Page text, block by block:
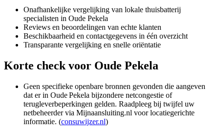
Onafhankelijke vergelijking van lokale thuisbatterij
specialisten in Oude Pekela
Reviews en beoordelingen van echte klanten
Beschikbaarheid en contactgegevens in één overzicht
Transparante vergelijking en snelle oriëntatie
Korte check voor Oude Pekela
Geen specifieke openbare bronnen gevonden die aangeven
dat er in Oude Pekela bijzondere netcongestie of
terugleverbeperkingen gelden. Raadpleeg bij twijfel uw
netbeheerder via Mijnaansluiting.nl voor locatiegerichte
informatie. (consuwijzer.nl)